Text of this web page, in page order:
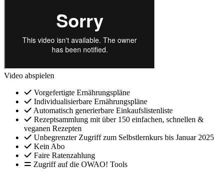
Video abspielen
Vorgefertigte Ernährungspläne
Individualisierbare Ernährungspläne
Automatisch generierbare Einkaufslistenliste
Rezeptsammlung mit über 150 einfachen, schnellen &
veganen Rezepten
Unbegrenzter Zugriff zum Selbstlernkurs bis Januar 2025
Kein Abo
Faire Ratenzahlung
Zugriff auf die OWAO! Tools